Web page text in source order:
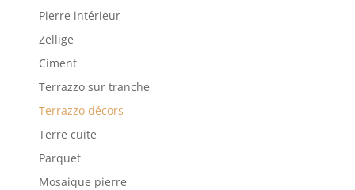
Pierre intérieur
Zellige
Ciment
Terrazzo sur tranche
Terrazzo décors
Terre cuite
Parquet
Mosaique pierre